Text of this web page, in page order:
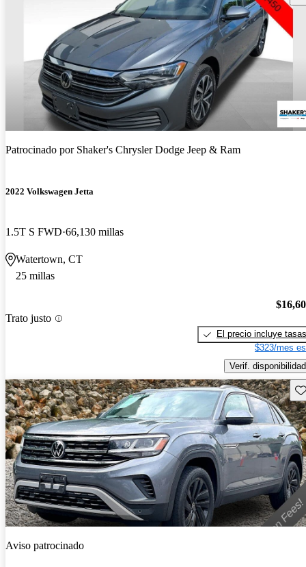
Patrocinado por Shaker's Chrysler Dodge Jeep & Ram
2022 Volkswagen Jetta
1.5T S FWD 66,130 millas
Watertown, CT
25 millas
Trato justo
El precio incluye tasas
$323/mes
Verif. disponibilidad
Aviso patrocinado